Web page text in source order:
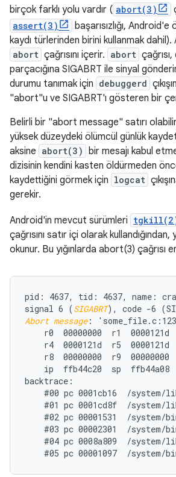
birçok farklı yolu vardır ( abort(3)
assert(3)
başarısızlığı,
kaydı türlerinden birini kullanmak dahil).
abort çağrısını içerir. abort
parçacığına SIGABRT ile sinyal
durumu tanımak için debuggerd
"abort"u ve SIGABRT'ı gösteren bir
Belirli bir "abort message" satırı
yüksek düzeydeki ölümcül günlük
aksine abort(3) bir mesajı kabul
dizisinin kendini kasten öldürmeden
kaydettiğini görmek için logcat
gerekir.
Android'in mevcut sürümleri
çağrısını satır içi olarak kullandığından,
okunur. Bu yığınlarda abort(3) çağrısı
pid: 4637, tid: 4637, name:
signal 6 (SIGABRT
Abort message:
r0  00000000  r1  0000121d
r4  0000121d  r5  0000121d
r8  00000000  r9  00000000
ip  ffb44c20  sp  ffb44a08
backtrace:
#00 pc 0001cb16  /system/
#01 pc 0001cd8f  /system/
#02 pc 00001531  /system/
#03 pc 00002301  /system/
#04 pc 0008a809  /system/